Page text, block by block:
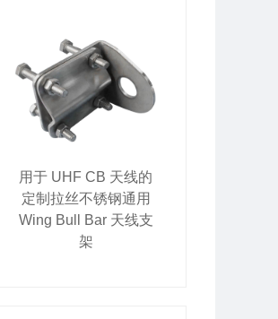
用于 UHF CB 天线的
定制拉丝不锈钢通用
Wing Bull Bar 天线支
架